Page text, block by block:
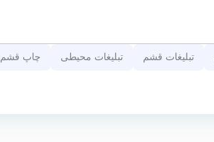
تبلیغات قشم تبلیغات محیطی چاپ قشم